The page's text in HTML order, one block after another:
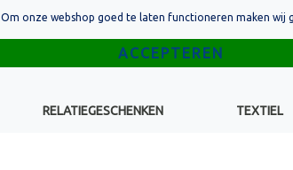
RELATIEGESCHENKEN TEXTIEL
Om onze webshop goed te laten functioneren maken wij